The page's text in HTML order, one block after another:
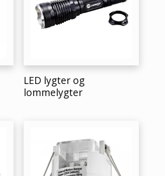
LED lygter og
lommelygter